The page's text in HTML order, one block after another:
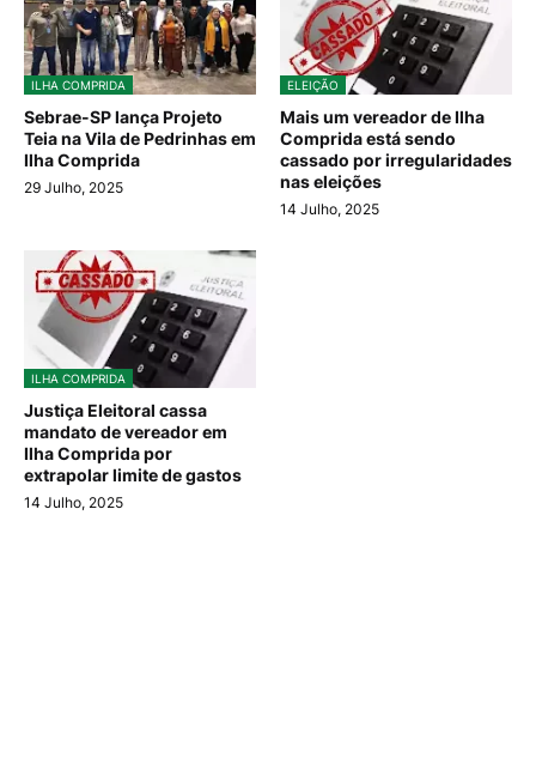
ILHA COMPRIDA
Sebrae-SP lança Projeto
Teia na Vila de Pedrinhas em
Ilha Comprida
29 Julho, 2025
ELEIÇÃO
Mais um vereador de Ilha
Comprida está sendo
cassado por irregularidades
nas eleições
14 Julho, 2025
ILHA COMPRIDA
Justiça Eleitoral cassa
mandato de vereador em
Ilha Comprida por
extrapolar limite de gastos
14 Julho, 2025